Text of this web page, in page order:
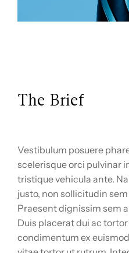
The Brief
Vestibulum posuere
scelerisque orci pulvinar
tristique vehicula ante.
justo, non sollicitudin
Praesent dignissim sem
Duis placerat dui ac
condimentum ex